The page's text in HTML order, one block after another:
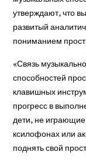
утверждают, что
развитый
пониманием
«Связь
способностей
клавишных
прогресс в
дети, не
ксилофонах или
поднять свой